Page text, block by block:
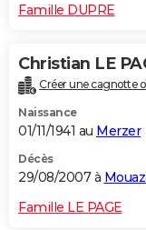
Famille DUPRE
Christian LE
Créer une cagnotte
Naissance
01/11/1941 au Merzer
Décès
29/08/2007 à
Famille LE PAGE